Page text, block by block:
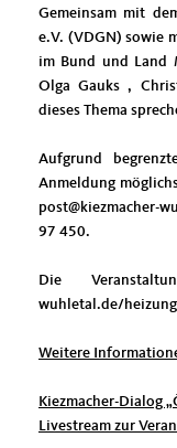
Gemeinsam mit
e.V. (VDGN) sowie
im Bund und Land
Olga Gauks ,
dieses Thema
Aufgrund
Anmeldung
post@kiezmacher-
97 450.
Die
wuhletal.de/
Weitere
Kiezmacher-Dialog
Livestream zur